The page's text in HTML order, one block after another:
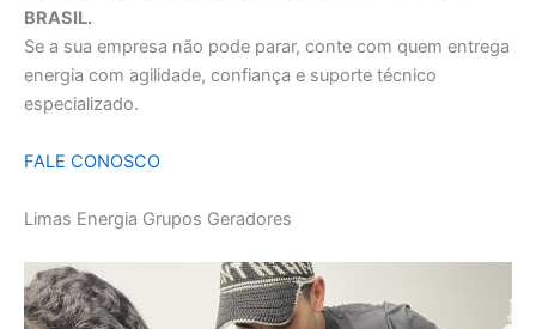
BRASIL.
Se a sua empresa não pode parar, conte com quem entrega
energia com agilidade, confiança e suporte técnico
especializado.
FALE CONOSCO
Limas Energia Grupos Geradores